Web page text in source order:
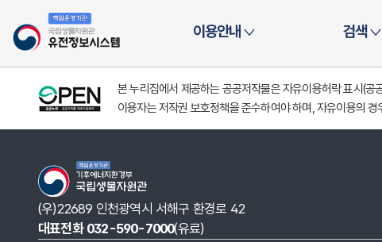
템 이용안내 검색
본 누리집에서 제공하는 공공저작물은 자유이용허락 표시(
이용자는 저작권 보호정책을 준수하여야 하며, 자유이용의
(우)22689 인천광역시 서해구 환경로 42
대표전화 032-590-7000(유료)